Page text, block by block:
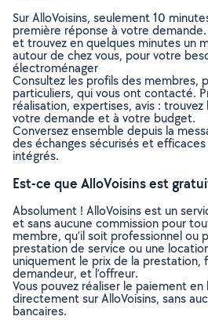
Sur AlloVoisins, seulement 10
première réponse à votre
et trouvez en quelques minutes un
autour de chez vous, pour votre
électroménager
Consultez les profils des membres,
particuliers, qui vous ont contacté.
réalisation, expertises, avis :
votre demande et à votre budget.
Conversez ensemble depuis la
des échanges sécurisés et
intégrés.
Est-ce que AlloVoisins est
Absolument ! AlloVoisins est un
et sans aucune commission pour
membre, qu’il soit professionnel ou
prestation de service ou une
uniquement le prix de la prestation,
demandeur, et l’offreur.
Vous pouvez réaliser le paiement
directement sur AlloVoisins, sans
bancaires.